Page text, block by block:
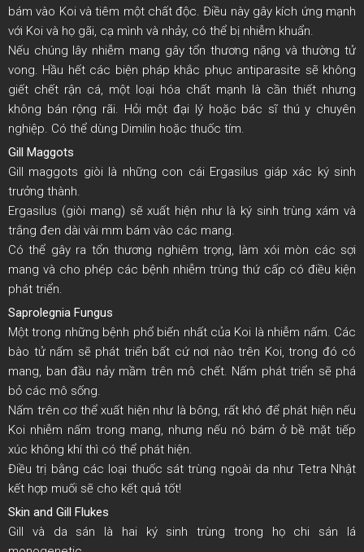
bám vào Koi và tiêm một chất độc. Điều này gây kích ứng mạnh
với Koi và họ gãi, cạ mình và nhảy, có thể bị nhiễm khuẩn.
Nếu chúng lây nhiễm mang gây tổn thương nặng và thường tử
vong. Hầu hết các biện pháp khắc phục antiparasite sẽ không
giết chết rận cá, một loại hóa chất mạnh là cần thiết nhưng
không bán rộng rãi. Hỏi một đại lý hoặc bác sĩ thú y chuyên
nghiệp. Có thể dùng Dimilin hoặc thuốc tím.
Gill Maggots
Gill maggots giòi là những con cái Ergasilus giáp xác ký sinh
trưởng thành.
Ergasilus (giòi mang) sẽ xuất hiện như là ký sinh trùng xám và
trắng đen dài vài mm bám vào các mang.
Có thể gây ra tổn thương nghiêm trọng, làm xói mòn các sợi
mang và cho phép các bệnh nhiễm trùng thứ cấp có điều kiện
phát triển.
Saprolegnia Fungus
Một trong những bệnh phổ biến nhất của Koi là nhiễm nấm. Các
bào tử nấm sẽ phát triển bất cứ nơi nào trên Koi, trong đó có
mang, ban đầu nảy mầm trên mô chết. Nấm phát triển sẽ phá
bỏ các mô sống.
Nấm trên cơ thể xuất hiện như là bông, rất khó để phát hiện nếu
Koi nhiễm nấm trong mang, nhưng nếu nó bám ở bề mặt tiếp
xúc không khí thì có thể phát hiện.
Điều trị bằng các loại thuốc sát trùng ngoài da như Tetra Nhật
kết hợp muối sẽ cho kết quả tốt!
Skin and Gill Flukes
Gill và da sán là hai ký sinh trùng trong họ chi sán lá